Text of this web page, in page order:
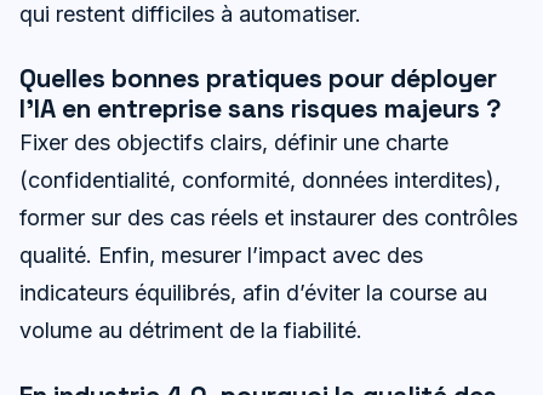
qui restent difficiles à automatiser.
Quelles bonnes pratiques pour déployer
l’IA en entreprise sans risques majeurs ?
Fixer des objectifs clairs, définir une charte
(confidentialité, conformité, données interdites),
former sur des cas réels et instaurer des contrôles
qualité. Enfin, mesurer l’impact avec des
indicateurs équilibrés, afin d’éviter la course au
volume au détriment de la fiabilité.